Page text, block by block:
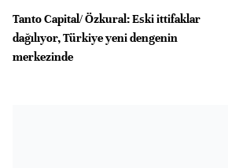
Tanto Capital/ Özkural: Eski ittifaklar
dağılıyor, Türkiye yeni dengenin
merkezinde